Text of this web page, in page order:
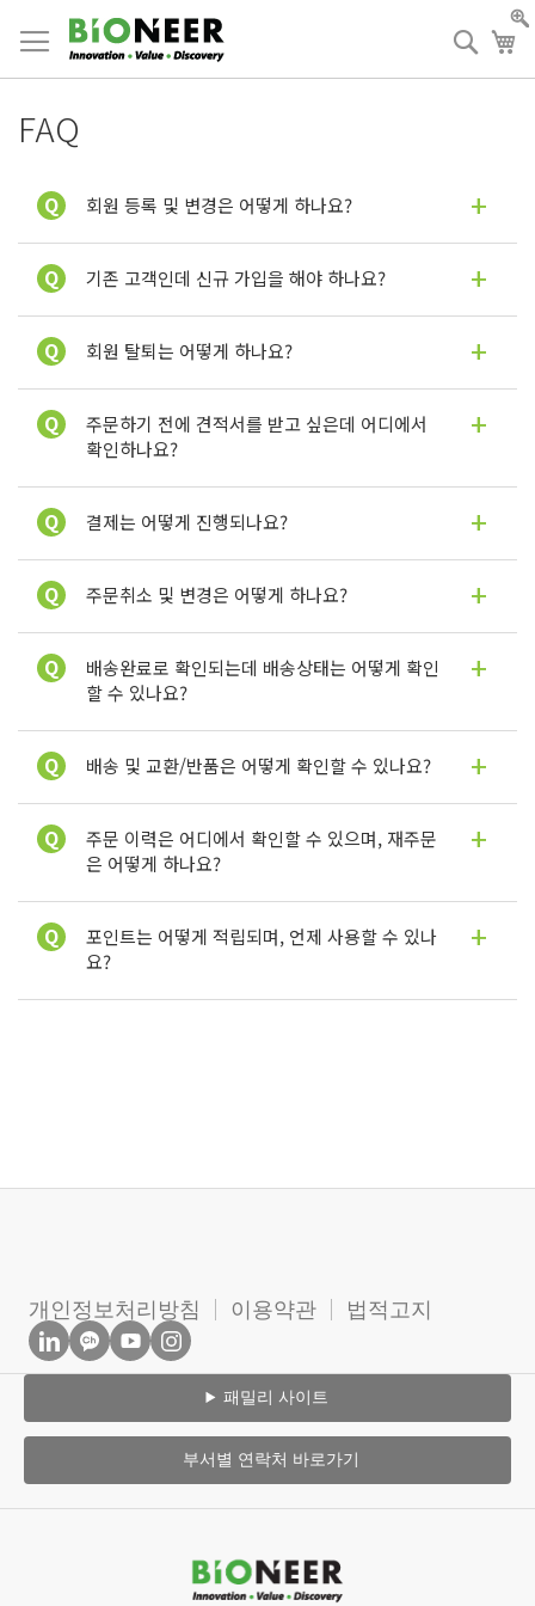
to
Content
검
색
FAQ
회원 등록 및 변경은 어떻게 하나요?
기존 고객인데 신규 가입을 해야 하나요?
회원 탈퇴는 어떻게 하나요?
주문하기 전에 견적서를 받고 싶은데 어디에서
확인하나요?
결제는 어떻게 진행되나요?
주문취소 및 변경은 어떻게 하나요?
배송완료로 확인되는데 배송상태는 어떻게 확인
할 수 있나요?
배송 및 교환/반품은 어떻게 확인할 수 있나요?
주문 이력은 어디에서 확인할 수 있으며, 재주문
은 어떻게 하나요?
포인트는 어떻게 적립되며, 언제 사용할 수 있나
요?
적립 후 3년 경과한 미 사용 포인트
는 자동 소멸됨
Newsletter Subscriptions 동의
시 소멸에 관한 공지가 한달전부터
등록된 Email/ID 전송됨
1000점 이상의 적립 포인트는 당사
온라인 제품 구매 시 언제든지 사용
개인정보처리방침 이용약관 법적고지
패밀리 사이트
부서별 연락처 바로가기